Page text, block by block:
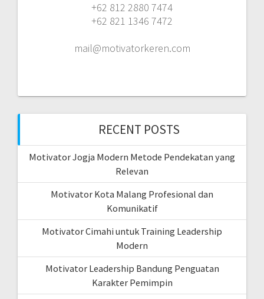
+62 812 2880 7474
+62 821 1346 7472
mail@motivatorkeren.com
RECENT POSTS
Motivator Jogja Modern Metode Pendekatan yang
Relevan
Motivator Kota Malang Profesional dan
Komunikatif
Motivator Cimahi untuk Training Leadership
Modern
Motivator Leadership Bandung Penguatan
Karakter Pemimpin